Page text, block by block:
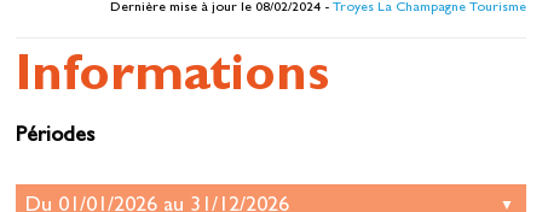
Dernière mise à jour le 08/02/2024 -Troyes La Champagne Tourisme
Informations
Périodes